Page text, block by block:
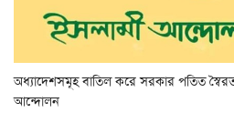
অধ্যাদেশসমূহ বাতিল করে সরকার পতিত
আন্দোলন